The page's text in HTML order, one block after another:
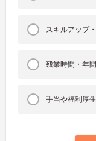
スキルアップ
残業時間・年
手当や福利厚